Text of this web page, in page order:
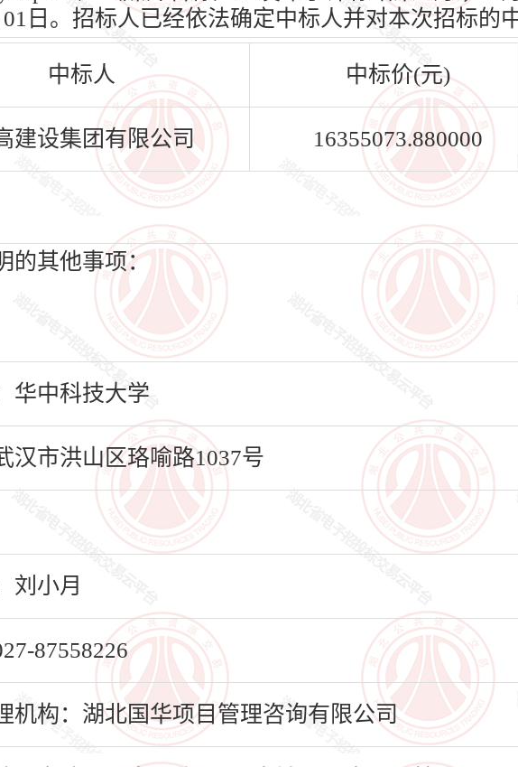
日。招标人已经依法确定中标人并对本次招标的
中标人 中标价(元)
建设集团有限公司 16355073.880000
的其他事项：
华中科技大学
市洪山区珞喻路1037号
刘小月
87558226
构：湖北国华项目管理咨询有限公司